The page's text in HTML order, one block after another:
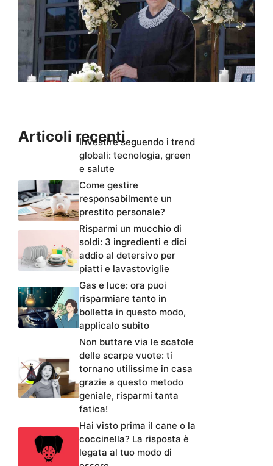
Articoli recentiInvestire seguendo i trend
globali: tecnologia, green
e salute
Come gestire
responsabilmente un
prestito personale?
Risparmi un mucchio di
soldi: 3 ingredienti e dici
addio al detersivo per
piatti e lavastoviglie
Gas e luce: ora puoi
risparmiare tanto in
bolletta in questo modo,
applicalo subito
Non buttare via le scatole
delle scarpe vuote: ti
tornano utilissime in casa
grazie a questo metodo
geniale, risparmi tanta
fatica!
Hai visto prima il cane o la
coccinella? La risposta è
legata al tuo modo di